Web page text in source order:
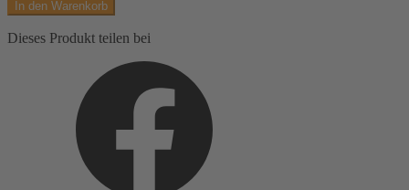
Tiermotive
Menge
In den Warenkorb
Dieses Produkt teilen bei